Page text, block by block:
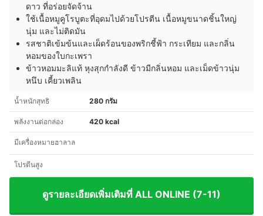
ดาว ที่อร่อยจัดจ้าน
ใช้เนื้อหมูคูโรบูตะที่อุดมไปด้วยโปรตีน เนื้อหมูขนาดชิ้นใหญ่
นุ่ม และไม่ติดมัน
รสชาติเข้มข้นและเผ็ดร้อนของพริกชี้ฟ้า กระเทียม และกลิ่น
หอมของใบกะเพรา
ข้าวหอมมะลิแท้ หุงสุกกำลังดี ข้าวมีกลิ่นหอม และเม็ดข้าวนุ่ม
หนึบ เคี้ยวเพลิน
น้ำหนักสุทธิ 280 กรัม
พลังงานต่อกล่อง 420 kcal
มีเครื่องหมายฮาลาล
โปรตีนสูง
ดูรายละเอียดเพิ่มเติมที่ ALL ONLINE (7-11)